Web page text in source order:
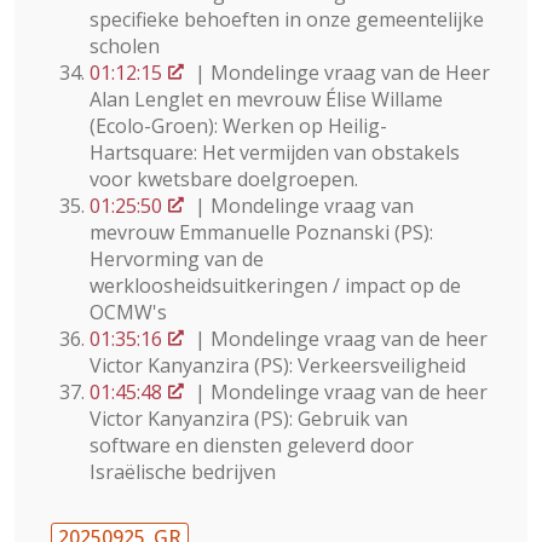
specifieke behoeften in onze gemeentelijke
scholen
01:12:15
| Mondelinge vraag van de Heer
Alan Lenglet en mevrouw Élise Willame
(Ecolo-Groen): Werken op Heilig-
Hartsquare: Het vermijden van obstakels
voor kwetsbare doelgroepen.
01:25:50
| Mondelinge vraag van
mevrouw Emmanuelle Poznanski (PS):
Hervorming van de
werkloosheidsuitkeringen / impact op de
OCMW's
01:35:16
| Mondelinge vraag van de heer
Victor Kanyanzira (PS): Verkeersveiligheid
01:45:48
| Mondelinge vraag van de heer
Victor Kanyanzira (PS): Gebruik van
software en diensten geleverd door
Israëlische bedrijven